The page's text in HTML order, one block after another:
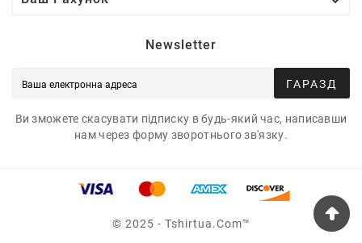
Newsletter
ГАРАЗД
Ви зможете скасувати підписку в будь-який час, написавши
нам через форму зворотнього зв'язку.
© 2025 - Tshirtua.com™